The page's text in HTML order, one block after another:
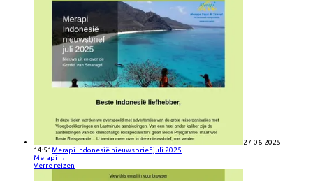
27-06-2025
14:51 Merapi Indonesië nieuwsbrief juli 2025
Merapi →
Verre reizen